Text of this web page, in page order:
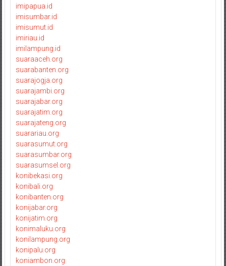
imipapua.id
imisumbar.id
imisumut.id
imiriau.id
imilampung.id
suaraaceh.org
suarabanten.org
suarajogja.org
suarajambi.org
suarajabar.org
suarajatim.org
suarajateng.org
suarariau.org
suarasumut.org
suarasumbar.org
suarasumsel.org
konibekasi.org
konibali.org
konibanten.org
konijabar.org
konijatim.org
konimaluku.org
konilampung.org
konipalu.org
koniambon.org